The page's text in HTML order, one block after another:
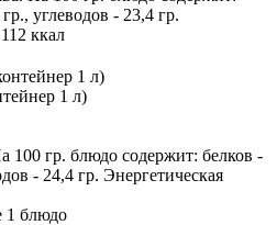
углеводов - 23,4 гр.
ккал
1 л)
100 гр. блюдо содержит: белков -
- 24,4 гр. Энергетическая
1 блюдо